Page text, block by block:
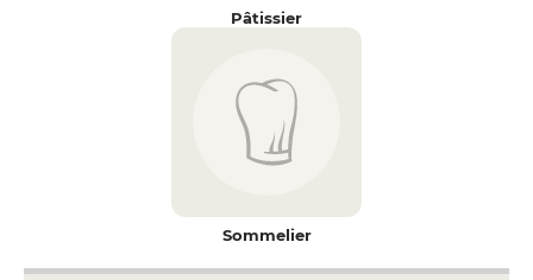
Pâtissier
Sommelier